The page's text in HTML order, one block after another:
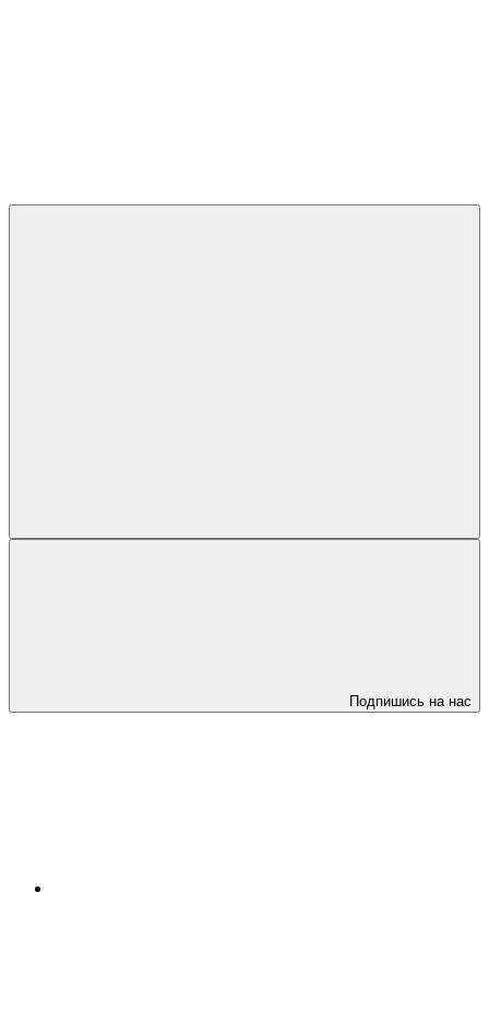
Подпишись на нас